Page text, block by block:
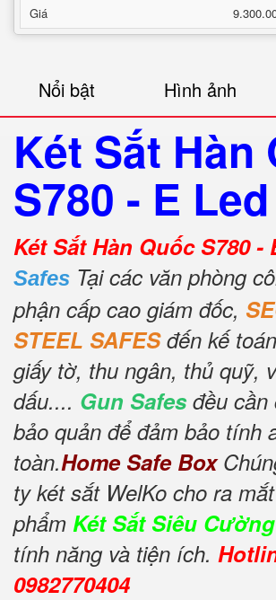
Giá
Nổi bật Hình ảnh
Két Sắt Hàn
S780 - E
Két Sắt Hàn Quốc S780 -
Safes Tại các văn phòng
phận cấp cao giám đốc,
STEEL SAFESđến kế
giấy tờ, thu ngân, thủ quỹ,
dấu.... Gun Safesđều cần
bảo quản để đảm bảo tính
toàn.Home Safe Box
ty két sắt WelKo cho ra
phẩm Két Sắt Siêu Cường
tính năng và tiện ích.
0982770404